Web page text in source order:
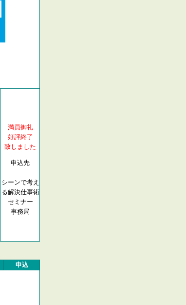
満員御礼
好評終了
致しました
申込先
シーンで考え
る解決仕事術
セミナー
事務局
申込